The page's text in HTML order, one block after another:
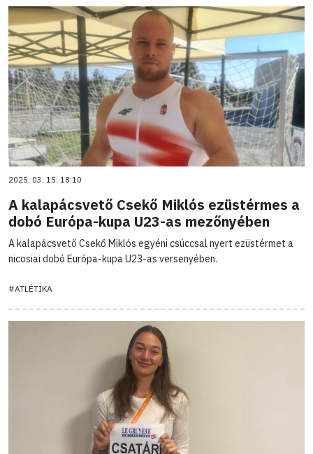
2025. 03. 15. 18:10
A kalapácsvető Csekő Miklós ezüstérmes a
dobó Európa-kupa U23-as mezőnyében
A kalapácsvető Csekő Miklós egyéni csúccsal nyert ezüstérmet a
nicosiai dobó Európa-kupa U23-as versenyében.
#ATLÉTIKA